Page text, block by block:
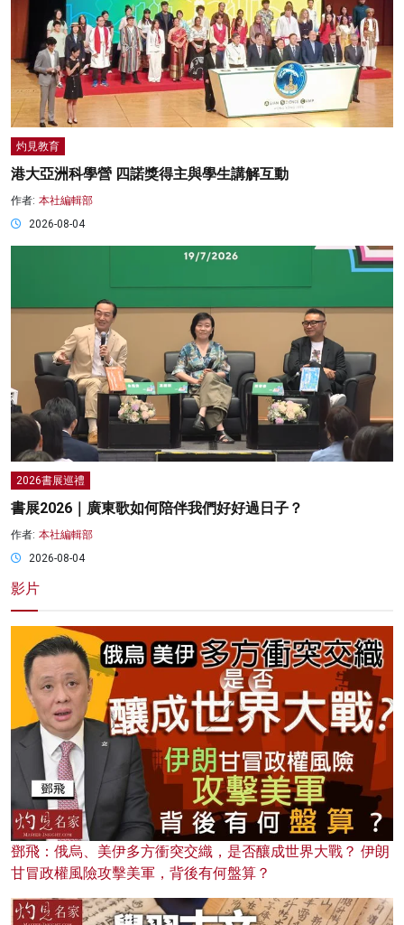
灼見教育
港大亞洲科學營 四諾獎得主與學生講解互動
作者: 本社編輯部
2026-08-04
2026書展巡禮
書展2026｜廣東歌如何陪伴我們好好過日子？
作者: 本社編輯部
2026-08-04
影片
鄧飛：俄烏、美伊多方衝突交織，是否釀成世界大戰？ 伊朗
甘冒政權風險攻擊美軍，背後有何盤算？